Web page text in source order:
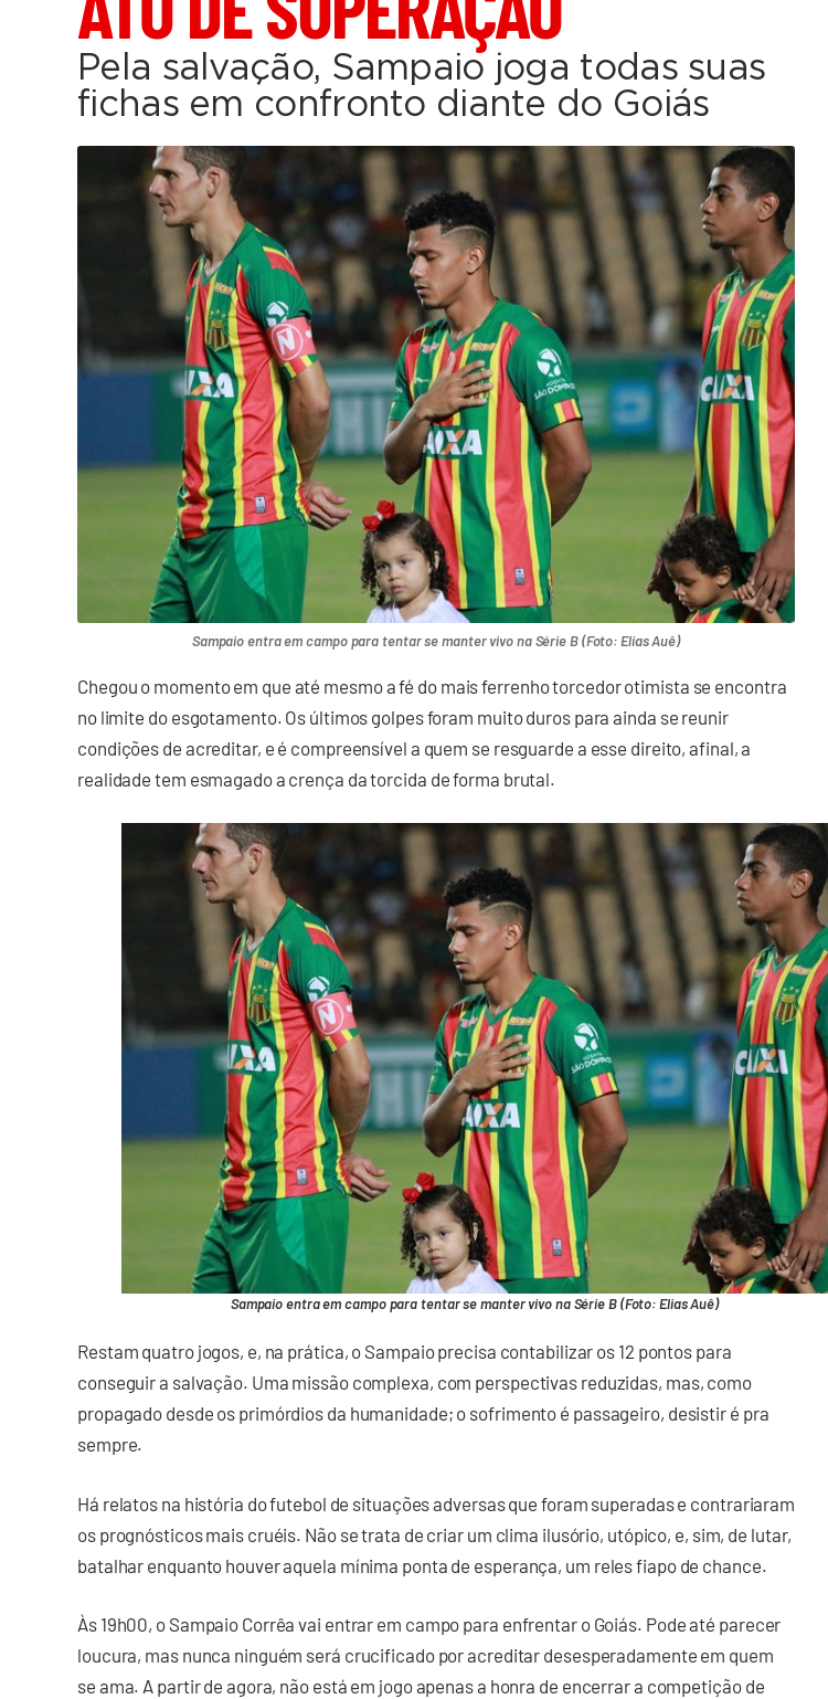
Pela salvação, Sampaio joga todas suas
fichas em confronto diante do Goiás
Sampaio entra em campo para tentar se manter vivo na Série B (Foto: Elias Auê)
Chegou o momento em que até mesmo a fé do mais ferrenho torcedor otimista se encontra
no limite do esgotamento. Os últimos golpes foram muito duros para ainda se reunir
condições de acreditar, e é compreensível a quem se resguarde a esse direito, afinal, a
realidade tem esmagado a crença da torcida de forma brutal.
Sampaio entra em campo para tentar se manter vivo na Série B (Foto: Elias Auê)
Restam quatro jogos, e, na prática, o Sampaio precisa contabilizar os 12 pontos para
conseguir a salvação. Uma missão complexa, com perspectivas reduzidas, mas, como
propagado desde os primórdios da humanidade; o sofrimento é passageiro, desistir é pra
sempre.
Há relatos na história do futebol de situações adversas que foram superadas e contrariaram
os prognósticos mais cruéis. Não se trata de criar um clima ilusório, utópico, e, sim, de lutar,
batalhar enquanto houver aquela mínima ponta de esperança, um reles fiapo de chance.
Às 19h00, o Sampaio Corrêa vai entrar em campo para enfrentar o Goiás. Pode até parecer
loucura, mas nunca ninguém será crucificado por acreditar desesperadamente em quem
se ama. A partir de agora, não está em jogo apenas a honra de encerrar a competição de